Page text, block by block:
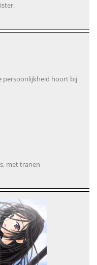
persoonlijkheid hoort bij
met tranen